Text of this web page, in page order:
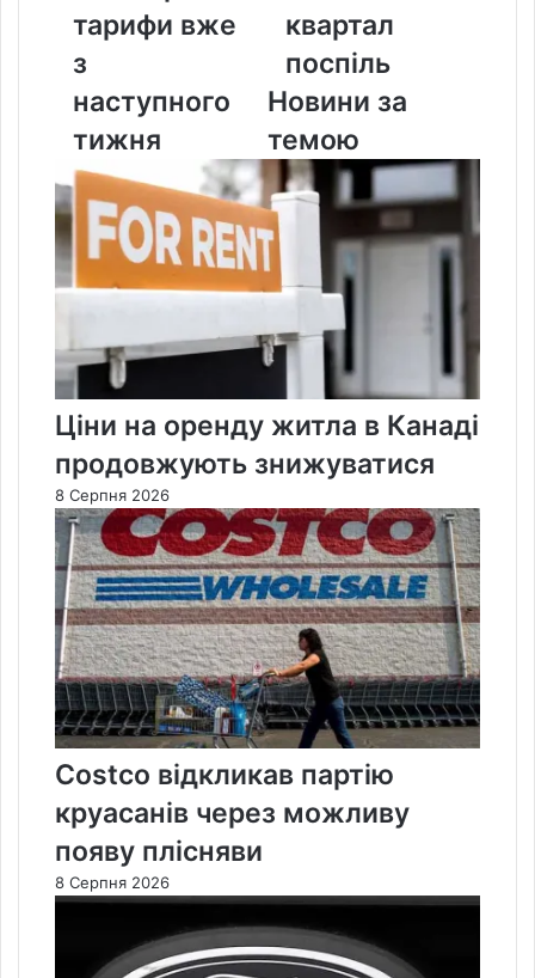
наступного
тижня
тарифи вже
з
наступного
тижня
квартал
поспіль
Новини за
темою
Ціни на оренду житла в Канаді
продовжують знижуватися
8 Серпня 2026
Costco відкликав партію
круасанів через можливу
появу плісняви
8 Серпня 2026